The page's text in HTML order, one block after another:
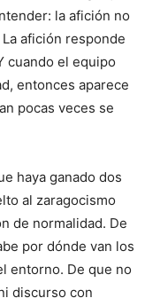
la afición no
afición responde
cuando el equipo
entonces aparece
pocas veces se
haya ganado dos
al zaragocismo
de normalidad. De
por dónde van los
entorno. De que no
discurso con